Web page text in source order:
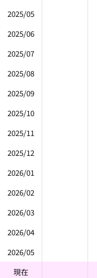
2025/05
2025/06
2025/07
2025/08
2025/09
2025/10
2025/11
2025/12
2026/01
2026/02
2026/03
2026/04
2026/05
現在